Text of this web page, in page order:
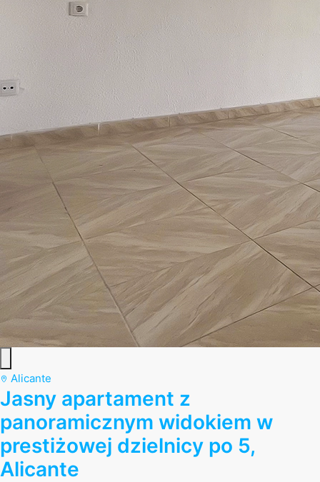
Alicante
Jasny apartament z
panoramicznym widokiem w
prestiżowej dzielnicy po 5,
Alicante